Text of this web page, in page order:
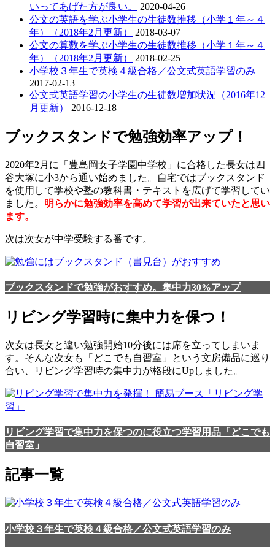
いってあげた方が良い。
2020-04-26
公文の英語を学ぶ小学生の生徒数推移（小学１年～４
年）（2018年2月更新）
2018-03-07
公文の算数を学ぶ小学生の生徒数推移（小学１年～４
年）（2018年2月更新）
2018-02-25
小学校３年生で英検４級合格／公文式英語学習のみ
2017-02-13
公文式英語学習の小学生の生徒数増加状況（2016年12
月更新）
2016-12-18
ブックスタンドで勉強効率アップ！
2020年2月に「豊島岡女子学園中学校」に合格した長女は四
谷大塚に小3から通い始めました。自宅ではブックスタンド
を使用して学校や塾の教科書・テキストを広げて学習してい
ました。 明らかに勉強効率を高めて学習が出来ていたと思い
ます。
次は次女が中学受験する番です。
ブックスタンドで勉強がおすすめ。集中力30%アップ
リビング学習時に集中力を保つ！
次女は長女と違い勉強開始10分後には席を立ってしまいま
す。そんな次女も「どこでも自習室」という文房備品に巡り
合い、リビング学習時の集中力が格段にUpしました。
リビング学習で集中力を保つのに役立つ学習用品「どこでも
自習室」
記事一覧
小学校３年生で英検４級合格／公文式英語学習のみ